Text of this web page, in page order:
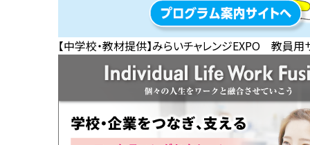
【中学校・教材提供】みらいチャレンジEXPO 教員用